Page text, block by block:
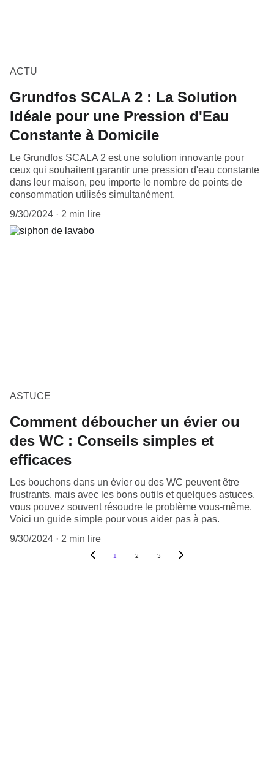
ACTU
Grundfos SCALA 2 : La Solution
Idéale pour une Pression d'Eau
Constante à Domicile
Le Grundfos SCALA 2 est une solution innovante pour
ceux qui souhaitent garantir une pression d'eau constante
dans leur maison, peu importe le nombre de points de
consommation utilisés simultanément.
9/30/2024
2 min lire
ASTUCE
Comment déboucher un évier ou
des WC : Conseils simples et
efficaces
Les bouchons dans un évier ou des WC peuvent être
frustrants, mais avec les bons outils et quelques astuces,
vous pouvez souvent résoudre le problème vous-même.
Voici un guide simple pour vous aider pas à pas.
9/30/2024
2 min lire
1 2 3